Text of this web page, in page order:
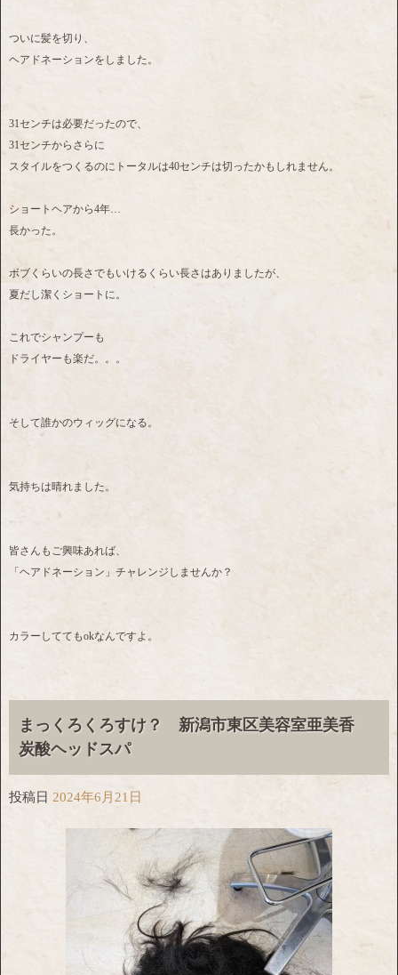
ついに髪を切り、
ヘアドネーションをしました。
31センチは必要だったので、
31センチからさらに
スタイルをつくるのにトータルは40センチは切ったかもしれません。
ショートヘアから4年…
長かった。
ボブくらいの長さでもいけるくらい長さはありましたが、
夏だし潔くショートに。
これでシャンプーも
ドライヤーも楽だ。。。
そして誰かのウィッグになる。
気持ちは晴れました。
皆さんもご興味あれば、
「ヘアドネーション」チャレンジしませんか？
カラーしててもokなんですよ。
まっくろくろすけ？ 新潟市東区美容室亜美香
炭酸ヘッドスパ
投稿日 2024年6月21日